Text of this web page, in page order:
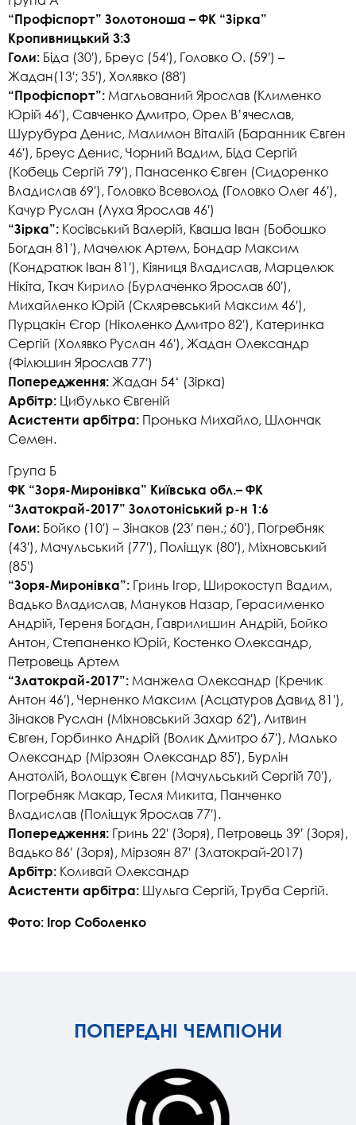
“Профіспорт” Золотоноша – ФК “Зірка”
Кропивницький 3:3
Голи: Біда (30′), Бреус (54′), Головко О. (59′) –
Жадан(13′; 35′), Холявко (88′)
“Профіспорт”: Магльований Ярослав (Клименко
Юрій 46′), Савченко Дмитро, Орел В’ячеслав,
Шурубура Денис, Малимон Віталій (Баранник Євген
46′), Бреус Денис, Чорний Вадим, Біда Сергій
(Кобець Сергій 79′), Панасенко Євген (Сидоренко
Владислав 69′), Головко Всеволод (Головко Олег 46′),
Качур Руслан (Луха Ярослав 46′)
“Зірка”: Косівський Валерій, Кваша Іван (Бобошко
Богдан 81′), Мачелюк Артем, Бондар Максим
(Кондратюк Іван 81′), Кіяниця Владислав, Марцелюк
Нікіта, Ткач Кирило (Бурлаченко Ярослав 60′),
Михайленко Юрій (Скляревський Максим 46′),
Пурцакін Єгор (Ніколенко Дмитро 82′), Катеринка
Сергій (Холявко Руслан 46′), Жадан Олександр
(Філюшин Ярослав 77′)
Попередження: Жадан 54‘ (Зірка)
Арбітр: Цибулько Євгеній
Асистенти арбітра: Пронька Михайло, Шлончак
Семен.
Група Б
ФК “Зоря-Миронівка” Київська обл.– ФК
“Златокрай-2017” Золотоніський р-н 1:6
Голи: Бойко (10′) – Зінаков (23′ пен.; 60′), Погребняк
(43′), Мачульський (77′), Поліщук (80′), Міхновський
(85′)
“Зоря-Миронівка”: Гринь Ігор, Широкоступ Вадим,
Вадько Владислав, Мануков Назар, Герасименко
Андрій, Тереня Богдан, Гаврилишин Андрій, Бойко
Антон, Степаненко Юрій, Костенко Олександр,
Петровець Артем
“Златокрай-2017”: Манжела Олександр (Кречик
Антон 46′), Черненко Максим (Асцатуров Давид 81′),
Зінаков Руслан (Міхновський Захар 62′), Литвин
Євген, Горбинко Андрій (Волик Дмитро 67′), Малько
Олександр (Мірзоян Олександр 85′), Бурлін
Анатолій, Волощук Євген (Мачульський Сергій 70′),
Погребняк Макар, Тесля Микита, Панченко
Владислав (Поліщук Ярослав 77′).
Попередження: Гринь 22′ (Зоря), Петровець 39′ (Зоря),
Вадько 86′ (Зоря), Мірзоян 87′ (Златокрай-2017)
Арбітр: Коливай Олександр
Асистенти арбітра: Шульга Сергій, Труба Сергій.
Фото: Ігор Соболенко
ПОПЕРЕДНІ ЧЕМПІОНИ